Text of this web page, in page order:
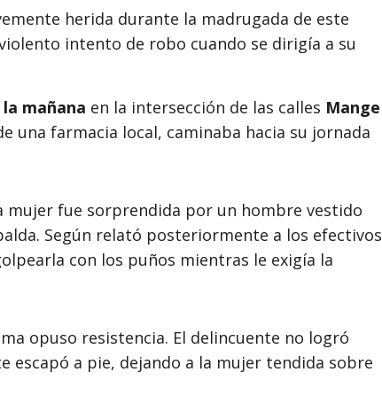
herida durante la madrugada de este
intento de robo cuando se dirigía a su
la mañana en la intersección de las calles Mange
una farmacia local, caminaba hacia su jornada
mujer fue sorprendida por un hombre vestido
Según relató posteriormente a los efectivos
con los puños mientras le exigía la
opuso resistencia. El delincuente no logró
escapó a pie, dejando a la mujer tendida sobre